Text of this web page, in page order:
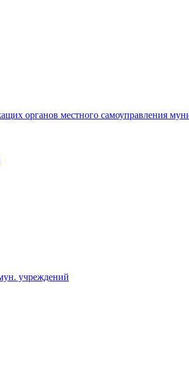
органов местного самоуправления
учреждений